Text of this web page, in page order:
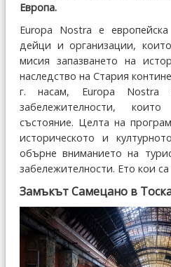
Европа.
Europa Nostra е
дейци и организации,
мисия запазването на
наследство на Стария
г. насам, Europa Nostra
забележителности,
състояние. Целта на
историческото и
обърне вниманието на
забележителности. Ето кои са
Замъкът Самецано в